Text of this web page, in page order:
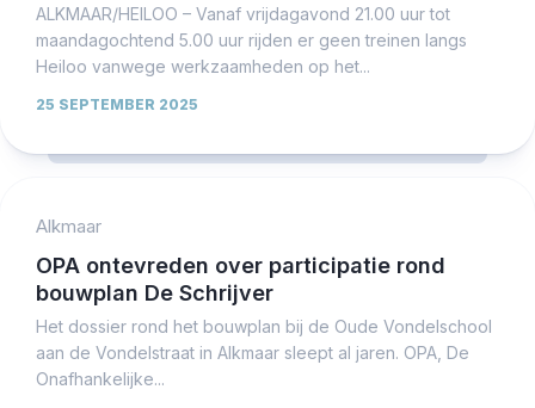
ALKMAAR/HEILOO – Vanaf vrijdagavond 21.00 uur tot
maandagochtend 5.00 uur rijden er geen treinen langs
Heiloo vanwege werkzaamheden op het...
25 SEPTEMBER 2025
Alkmaar
OPA ontevreden over participatie rond
bouwplan De Schrijver
Het dossier rond het bouwplan bij de Oude Vondelschool
aan de Vondelstraat in Alkmaar sleept al jaren. OPA, De
Onafhankelijke...